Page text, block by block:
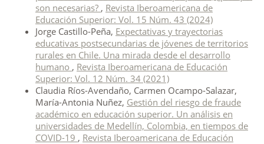
son necesarias? , Revista Iberoamericana de
Educación Superior: Vol. 15 Núm. 43 (2024)
Jorge Castillo-Peña, Expectativas y trayectorias
educativas postsecundarias de jóvenes de territorios
rurales en Chile. Una mirada desde el desarrollo
humano , Revista Iberoamericana de Educación
Superior: Vol. 12 Núm. 34 (2021)
Claudia Ríos-Avendaño, Carmen Ocampo-Salazar,
María-Antonia Nuñez, Gestión del riesgo de fraude
académico en educación superior. Un análisis en
universidades de Medellín, Colombia, en tiempos de
COVID-19 , Revista Iberoamericana de Educación